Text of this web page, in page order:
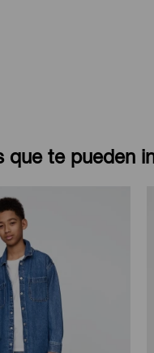
que te pueden